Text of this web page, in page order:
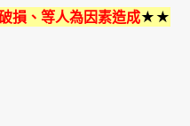
損、等人為因素造成★★